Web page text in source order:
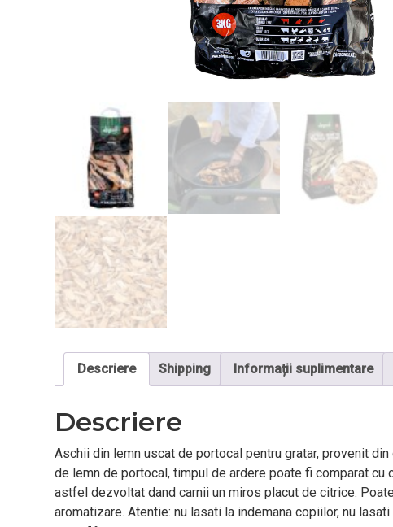
Descriere Shipping Informații suplimentare
Descriere
Aschii din lemn uscat de portocal pentru gratar, provenit
de lemn de portocal, timpul de ardere poate fi comparat
astfel dezvoltat dand carnii un miros placut de citrice.
aromatizare. Atentie: nu lasati la indemana copiilor, nu